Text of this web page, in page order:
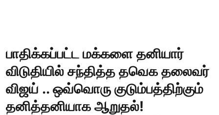
பாதிக்கப்பட்ட மக்களை தனியார்
விடுதியில் சந்தித்த தவெக தலைவர்
விஜய் .. ஒவ்வொரு குடும்பத்திற்கும்
தனித்தனியாக ஆறுதல்!